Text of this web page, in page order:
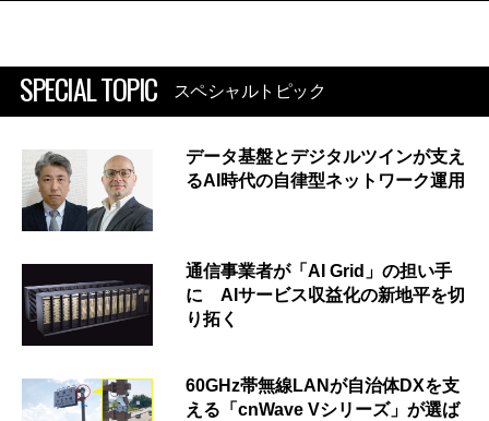
SPECIAL TOPIC スペシャルトピック
データ基盤とデジタルツインが支え
るAI時代の自律型ネットワーク運用
通信事業者が「AI Grid」の担い手
に AIサービス収益化の新地平を切
り拓く
60GHz帯無線LANが自治体DXを支
える「cnWave Vシリーズ」が選ば